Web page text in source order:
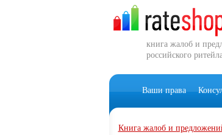
книга жалоб и
российского
Ваши права
Книга жалоб и